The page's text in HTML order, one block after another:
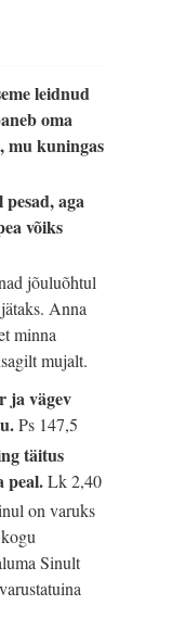
leidnud
oma
mu kuningas
aga
võiks
jõuluõhtul
Anna
minna
mujalt.
ja vägev
Ps 147,5
täitus
peal.Lk 2,40
on varuks
Sinult